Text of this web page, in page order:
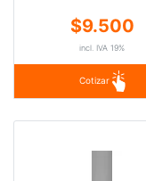
$9.500
incl. IVA 19%
Cotizar